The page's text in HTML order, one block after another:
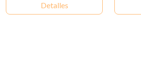
Detalles